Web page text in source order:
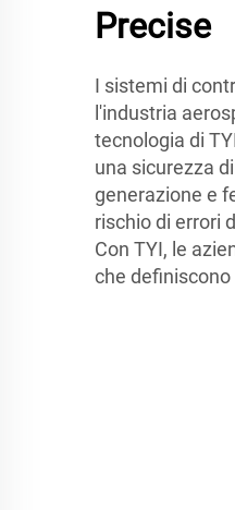
Precise
I sistemi di
l'industria
tecnologia di
una sicurezza
generazione e
rischio di errori
Con TYI, le
che